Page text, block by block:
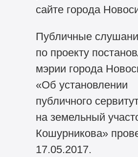
сайте города
Публичные
по проекту
мэрии города
«Об установлении
публичного
на земельный
Кошурникова»
17.05.2017.